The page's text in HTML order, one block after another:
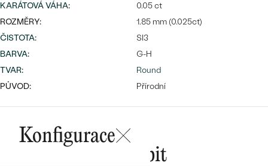
Bestsellery
KARÁTOVÁ VÁHA:
0.05 ct
ROZMĚRY:
1.85 mm (0.025ct)
ČISTOTA:
SI3
BARVA:
G-H
TVAR:
Round
PŮVOD:
Přírodní
Konfigurace
Mohlo by se vám líbit